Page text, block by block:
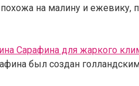
на малину и ежевику,
Сарафина для жаркого
был создан